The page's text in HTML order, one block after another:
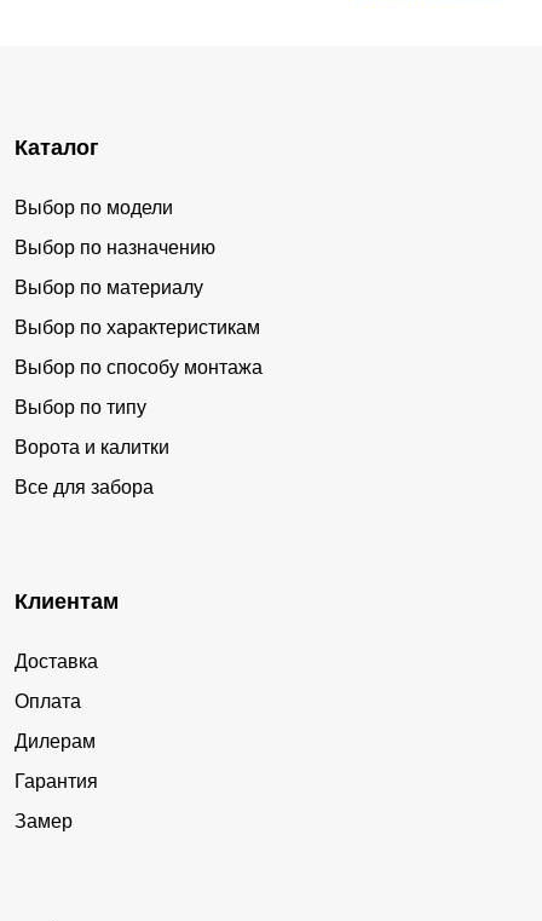
Каталог
Выбор по модели
Выбор по назначению
Выбор по материалу
Выбор по характеристикам
Выбор по способу монтажа
Выбор по типу
Ворота и калитки
Все для забора
Клиентам
Доставка
Оплата
Дилерам
Гарантия
Замер